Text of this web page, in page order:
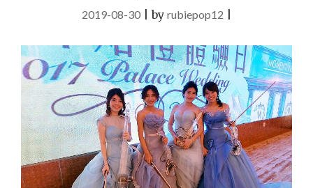
我
底
的
名
字》
鋼
琴
音
樂
分
享
2019-08-30|by rubiepop12